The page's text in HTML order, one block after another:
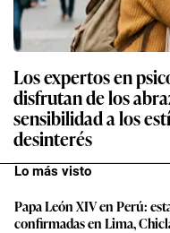
Los expertos en
disfrutan de los
sensibilidad a los
desinterés
Lo más visto
Papa León XIV en Perú:
confirmadas en Lima,